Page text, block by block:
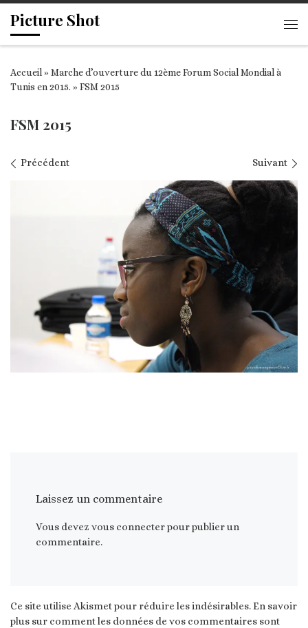
Passer au contenu
Picture Shot
Accueil» Marche d’ouverture du 12ème Forum Social Mondial à
Tunis en 2015. » FSM 2015
FSM 2015
Navigation des images
Précédent Suivant
Laissez un commentaire
Vous devez vous connecterpour publier un
commentaire.
Ce site utilise Akismet pour réduire les indésirables.En savoir
plus sur comment les données de vos commentaires sont